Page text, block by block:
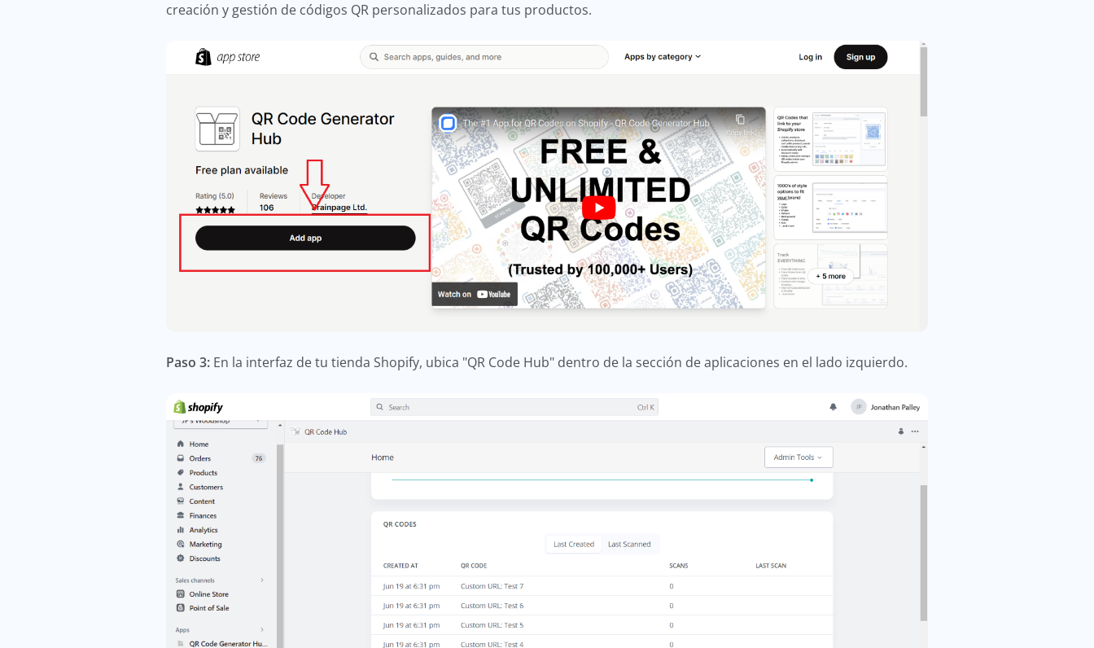
creación y gestión de códigos QR personalizados para tus productos.
Paso 3: En la interfaz de tu tienda Shopify, ubica "QR Code Hub" dentro de la sección de aplicaciones en el lado izquierdo.